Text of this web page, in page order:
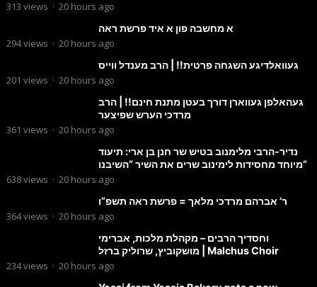
הנדירה
313 views · 20 hours ago
א מחשבה פון א איד פרשת ראה
294views · 20 hours ago
געוואלדיגע השגחה פרטית!! | הרב מענדל ווייס
201 views · 20 hours ago
געהאלפן געווארן דורך בעטן מתנת חינם!! | הרב
מרדכי הערש שפיצער
361 views · 20 hours ago
נדיר-הרבי מלימנוב בטיש שר חנן בן ארי: תיעוד
מיוחד מחסידות לימינוב שרים את השיר “השיבנו”
638views · 20 hours ago
ר’ אברהם מרדכי מלאך = פרשת ראה תשפ”ו
364views · 20 hours ago
וחסדיך הרבים – מקהלת מלכות, אברימי
מושקוביץ, שרוליק ברזל | Malchus Choir
234views · 20 hours ago